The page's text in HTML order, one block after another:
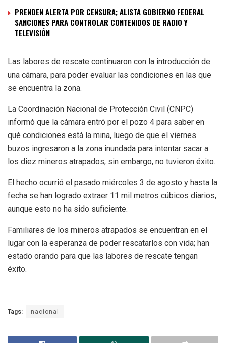
PRENDEN ALERTA POR CENSURA; ALISTA GOBIERNO FEDERAL
SANCIONES PARA CONTROLAR CONTENIDOS DE RADIO Y
TELEVISIÓN
Las labores de rescate continuaron con la introducción de
una cámara, para poder evaluar las condiciones en las que
se encuentra la zona.
La Coordinación Nacional de Protección Civil (CNPC)
informó que la cámara entró por el pozo 4 para saber en
qué condiciones está la mina, luego de que el viernes
buzos ingresaron a la zona inundada para intentar sacar a
los diez mineros atrapados, sin embargo, no tuvieron éxito.
El hecho ocurrió el pasado miércoles 3 de agosto y hasta la
fecha se han logrado extraer 11 mil metros cúbicos diarios,
aunque esto no ha sido suficiente.
Familiares de los mineros atrapados se encuentran en el
lugar con la esperanza de poder rescatarlos con vida; han
estado orando para que las labores de rescate tengan
éxito.
Tags: nacional